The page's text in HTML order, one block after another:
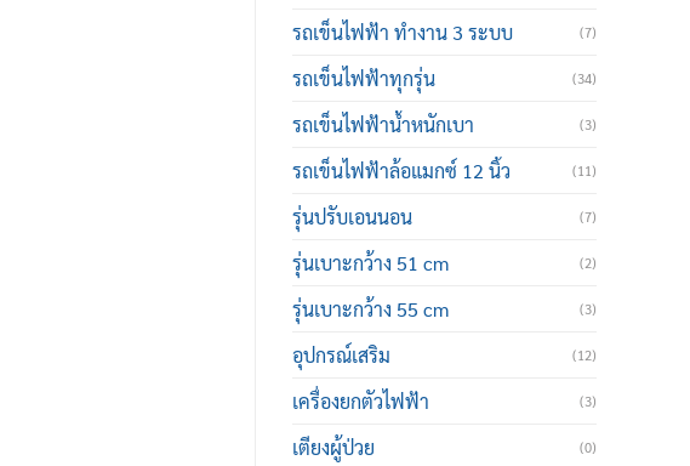
รถเข็นไฟฟ้า ทำงาน 3 ระบบ (7)
รถเข็นไฟฟ้าทุกรุ่น (34)
รถเข็นไฟฟ้าน้ำหนักเบา (3)
รถเข็นไฟฟ้าล้อแมกซ์ 12 นิ้ว (11)
รุ่นปรับเอนนอน (7)
รุ่นเบาะกว้าง 51 cm (2)
รุ่นเบาะกว้าง 55 cm (3)
อุปกรณ์เสริม (12)
เครื่องยกตัวไฟฟ้า (3)
เตียงผู้ป่วย (0)